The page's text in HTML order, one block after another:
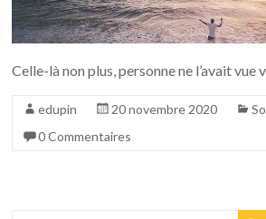
Celle-là non plus, personne ne l’avait vue
edupin 20 novembre 2020
0 Commentaires